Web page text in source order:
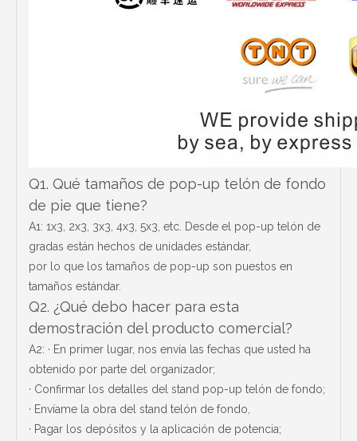
Q1. Qué tamaños de pop-up telón de fondo
de pie que tiene?
A1: 1x3, 2x3, 3x3, 4x3, 5x3, etc. Desde el pop-up telón de
gradas están hechos de unidades estándar,
por lo que los tamaños de pop-up son puestos en
tamaños estándar.
Q2. ¿Qué debo hacer para esta
demostración del producto comercial?
A2: · En primer lugar, nos envía las fechas que usted ha
obtenido por parte del organizador;
· Confirmar los detalles del stand pop-up telón de fondo;
· Envíame la obra del stand telón de fondo,
· Pagar los depósitos y la aplicación de potencia;